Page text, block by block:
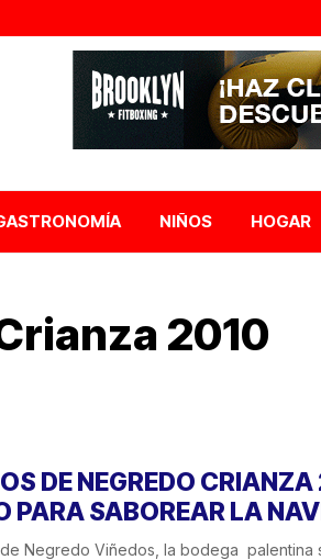
NIÑOS HOGAR
2010
DE NEGREDO
PARA SABOREAR LA
Negredo Viñedos, la bodega palentina